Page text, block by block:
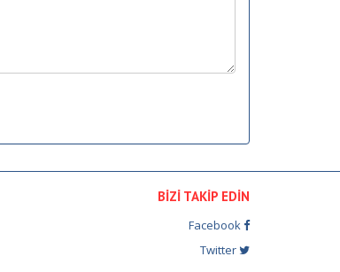
BİZİ TAKİP EDİN
Facebook
Twitter